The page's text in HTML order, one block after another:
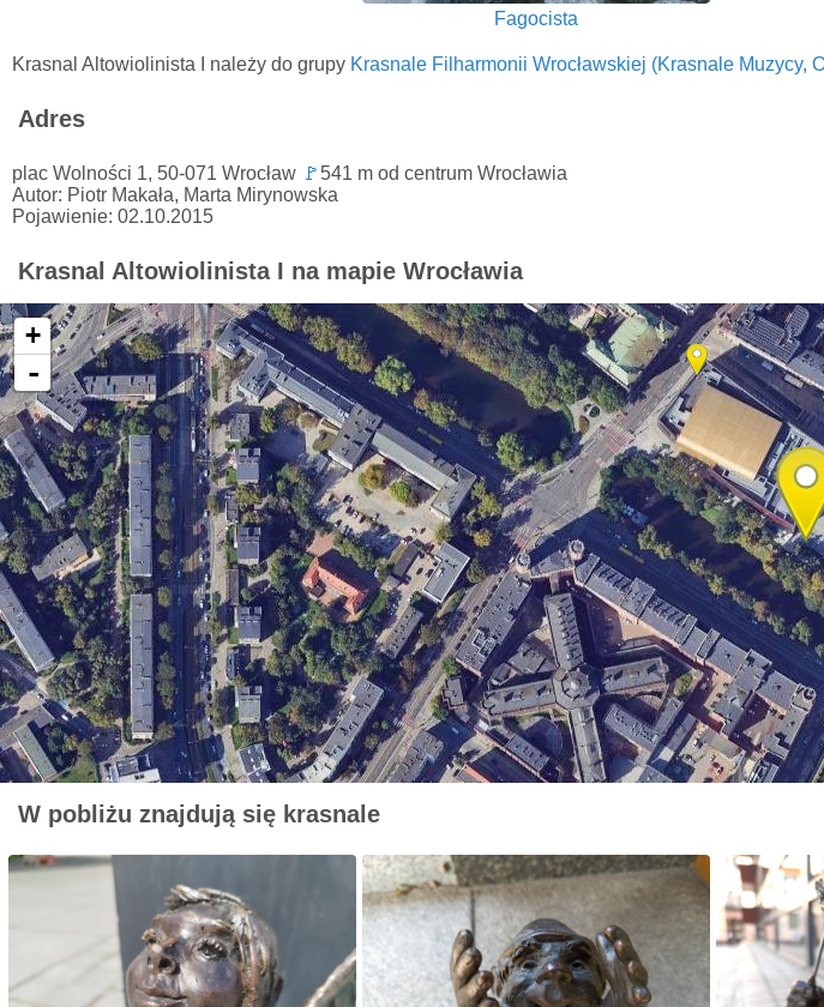
Fagocista
Krasnal Altowiolinista I należy do grupy Krasnale Filharmonii Wrocławskiej (Krasnale Muzycy,
Adres
plac Wolności 1, 50-071 Wrocław 🚩 541 m od centrum Wrocławia
Autor: Piotr Makała, Marta Mirynowska
Pojawienie: 02.10.2015
Krasnal Altowiolinista I na mapie Wrocławia
+
-
W pobliżu znajdują się krasnale